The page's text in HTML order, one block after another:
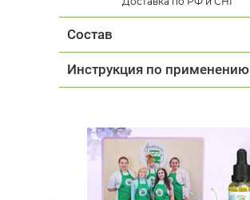
Состав
Инструкция по применению